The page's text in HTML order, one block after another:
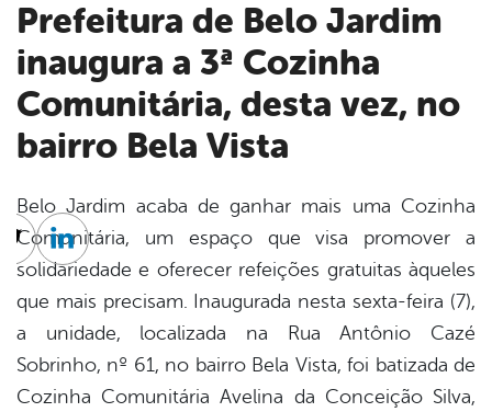
Prefeitura de Belo Jardim
inaugura a 3ª Cozinha
Comunitária, desta vez, no
bairro Bela Vista
Belo Jardim acaba de ganhar mais uma Cozinha
Comunitária, um espaço que visa promover a
solidariedade e oferecer refeições gratuitas àqueles
que mais precisam. Inaugurada nesta sexta-feira (7),
a unidade, localizada na Rua Antônio Cazé
Sobrinho, nº 61, no bairro Bela Vista, foi batizada de
Cozinha Comunitária Avelina da Conceição Silva,
Twitter
Linkedin